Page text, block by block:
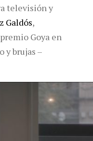
televisión y
Galdós,
Goya en
y brujas –